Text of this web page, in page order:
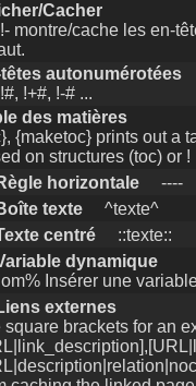
Cacher
montre/cache les en-
têtes autonumérotées
!+#, !-# ...
des matières
{maketoc} prints out a
on structures (toc) or
horizontale ----
texte ^texte^
centré ::texte::
dynamique
Insérer une
externes
square brackets for an